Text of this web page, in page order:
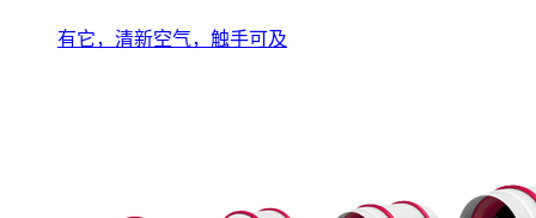
有它，清新空气，触手可及